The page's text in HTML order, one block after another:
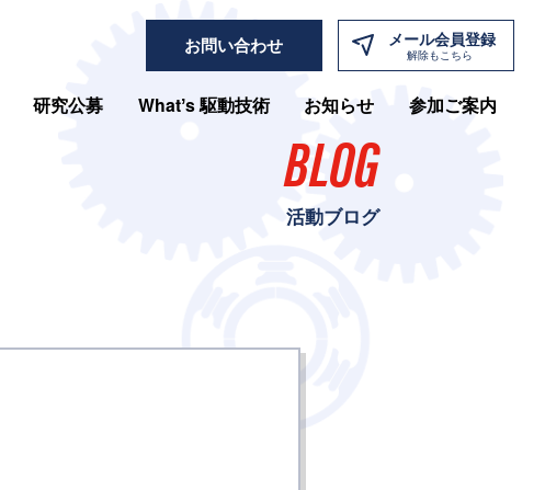
研究公募 Whatʼs 駆動技術 お知らせ 参加ご案内
お問い合わせ メール会員登録
解除もこちら
BLOG
活動ブログ